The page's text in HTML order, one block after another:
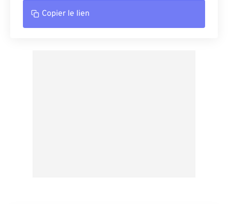
Copier le lien